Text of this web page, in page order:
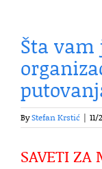
Šta vam
ByStefan Krstić 11/
SAVETI ZA